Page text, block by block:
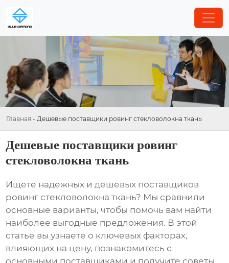
Главная - Дешевые поставщики ровинг стекловолокна ткань
Дешевые поставщики ровинг
стекловолокна ткань
Ищете надежных и дешевых поставщиков
ровинг стекловолокна ткань? Мы сравнили
основные варианты, чтобы помочь вам найти
наиболее выгодные предложения. В этой
статье вы узнаете о ключевых факторах,
влияющих на цену, познакомитесь с